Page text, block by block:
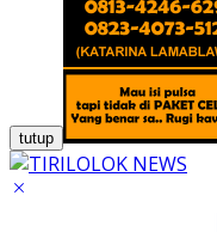
tutup